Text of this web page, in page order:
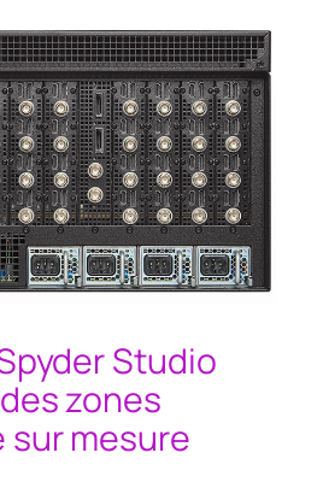
Studio
zones
sur mesure